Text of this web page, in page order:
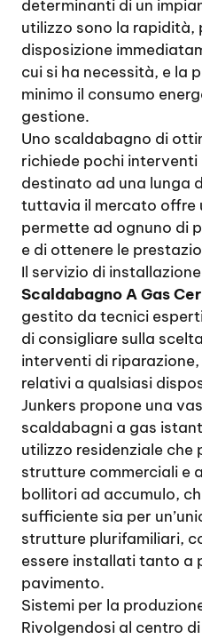
determinanti di un
utilizzo sono la rapidità,
disposizione
cui si ha necessità, e la
minimo il consumo
gestione.
Uno scaldabagno di
richiede pochi interventi
destinato ad una lunga
tuttavia il mercato offre
permette ad ognuno di
e di ottenere le
Il servizio di
Scaldabagno A Gas
gestito da tecnici
di consigliare sulla
interventi di
relativi a qualsiasi
Junkers propone una
scaldabagni a gas
utilizzo residenziale che
strutture commerciali e
bollitori ad accumulo,
sufficiente sia per
strutture plurifamiliari,
essere installati tanto a
pavimento.
Sistemi per la
Rivolgendosi al centro